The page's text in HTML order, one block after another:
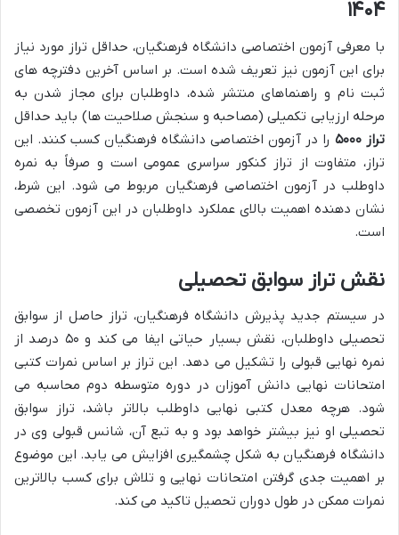
۱۴۰۴
با معرفی آزمون اختصاصی دانشگاه فرهنگیان، حداقل تراز مورد نیاز
برای این آزمون نیز تعریف شده است. بر اساس آخرین دفترچه های
ثبت نام و راهنماهای منتشر شده، داوطلبان برای مجاز شدن به
مرحله ارزیابی تکمیلی (مصاحبه و سنجش صلاحیت ها) باید حداقل
تراز ۵۰۰۰
را در آزمون اختصاصی دانشگاه فرهنگیان کسب کنند. این
تراز، متفاوت از تراز کنکور سراسری عمومی است و صرفاً به نمره
داوطلب در آزمون اختصاصی فرهنگیان مربوط می شود. این شرط،
نشان دهنده اهمیت بالای عملکرد داوطلبان در این آزمون تخصصی
است.
نقش تراز سوابق تحصیلی
در سیستم جدید پذیرش دانشگاه فرهنگیان، تراز حاصل از سوابق
تحصیلی داوطلبان، نقش بسیار حیاتی ایفا می کند و ۵۰ درصد از
نمره نهایی قبولی را تشکیل می دهد. این تراز بر اساس نمرات کتبی
امتحانات نهایی دانش آموزان در دوره متوسطه دوم محاسبه می
شود. هرچه معدل کتبی نهایی داوطلب بالاتر باشد، تراز سوابق
تحصیلی او نیز بیشتر خواهد بود و به تبع آن، شانس قبولی وی در
دانشگاه فرهنگیان به شکل چشمگیری افزایش می یابد. این موضوع
بر اهمیت جدی گرفتن امتحانات نهایی و تلاش برای کسب بالاترین
نمرات ممکن در طول دوران تحصیل تاکید می کند.